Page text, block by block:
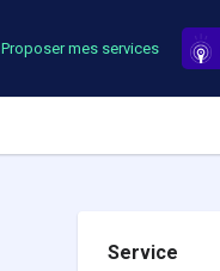
Proposer mes services
Service